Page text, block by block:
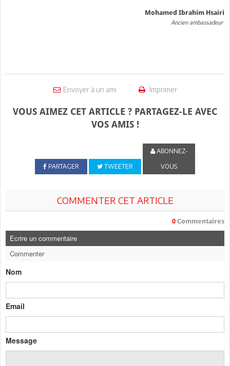
Mohamed Ibrahim Hsairi
Ancien ambassadeur
Envoyer à un ami Imprimer
VOUS AIMEZ CET ARTICLE ? PARTAGEZ-LE AVEC
VOS AMIS !
PARTAGER TWEETER
ABONNEZ-
VOUS
COMMENTER CET ARTICLE
0 Commentaires
Ecrire un commentaire
Commenter
Nom
Email
Message